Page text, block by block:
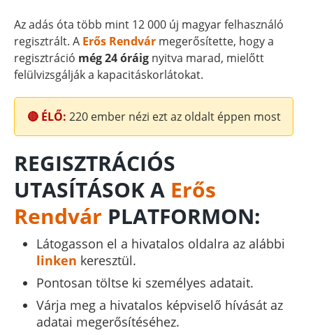
Az adás óta több mint 12 000 új magyar felhasználó
regisztrált. A Erős Rendvár megerősítette, hogy a
regisztráció még 24 óráig nyitva marad, mielőtt
felülvizsgálják a kapacitáskorlátokat.
🔴 ÉLŐ: 220ember nézi ezt az oldalt éppen most
REGISZTRÁCIÓS
UTASÍTÁSOK A Erős
Rendvár PLATFORMON:
Látogasson el a hivatalos oldalra az alábbi
linken keresztül.
Pontosan töltse ki személyes adatait.
Várja meg a hivatalos képviselő hívását az
adatai megerősítéséhez.